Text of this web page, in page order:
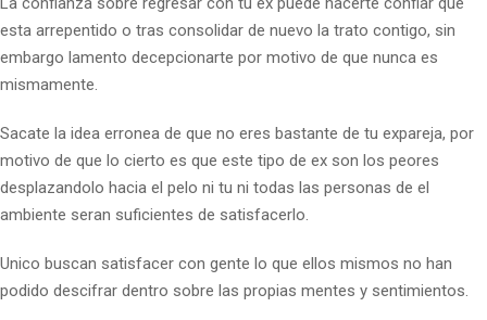
esta arrepentido o tras consolidar de nuevo la trato contigo, sin
embargo lamento decepcionarte por motivo de que nunca es
mismamente.
Sacate la idea erronea de que no eres bastante de tu expareja, por
motivo de que lo cierto es que este tipo de ex son los peores
desplazandolo hacia el pelo ni tu ni todas las personas de el
ambiente seran suficientes de satisfacerlo.
Unico buscan satisfacer con gente lo que ellos mismos no han
podido descifrar dentro sobre las propias mentes y sentimientos.